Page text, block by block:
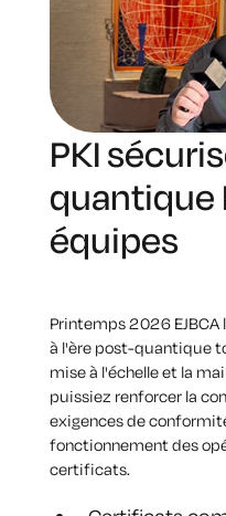
PKI
quantique
équipes
Printemps 2026 EJBCA
à l'ère post-quantique
mise à l'échelle et la
puissiez renforcer la
exigences de
fonctionnement des
certificats.